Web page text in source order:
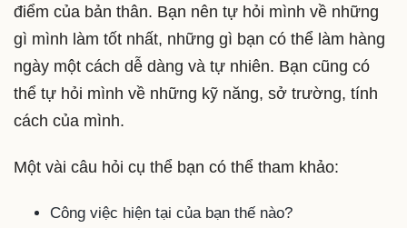
điểm của bản thân. Bạn nên tự hỏi mình về những
gì mình làm tốt nhất, những gì bạn có thể làm hàng
ngày một cách dễ dàng và tự nhiên. Bạn cũng có
thể tự hỏi mình về những kỹ năng, sở trường, tính
cách của mình.
Một vài câu hỏi cụ thể bạn có thể tham khảo:
Công việc hiện tại của bạn thế nào?